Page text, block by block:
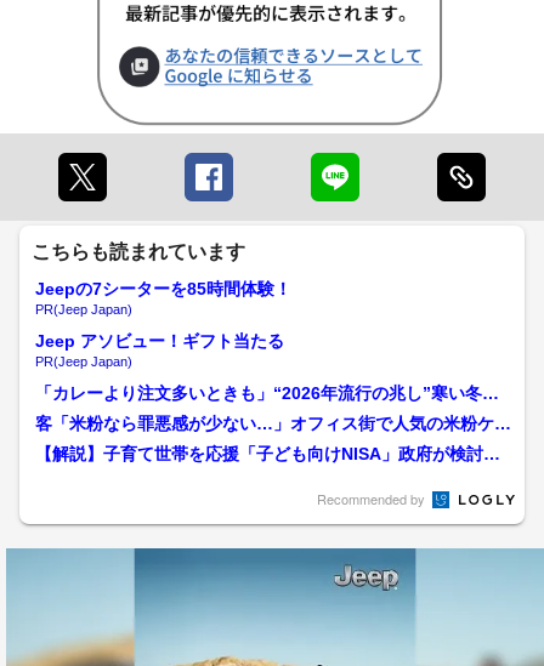
こちらも読まれています
Jeepの7シーターを85時間体験！
PR(Jeep Japan)
Jeep アソビュー！ギフト当たる
PR(Jeep Japan)
「カレーより注文多いときも」“2026年流行の兆し”寒い冬に
スパイス料理「ビリヤ...
客「米粉なら罪悪感が少ない…」オフィス街で人気の米粉ケー
キ『ふわとろ焼き立てシフ...
【解説】子育て世帯を応援「子ども向けNISA」政府が検討…
Recommended by